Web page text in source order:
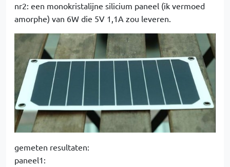
nr2: een monokristalijne silicium paneel (ik vermoed
amorphe) van 6W die 5V 1,1A zou leveren.
gemeten resultaten:
paneel1: